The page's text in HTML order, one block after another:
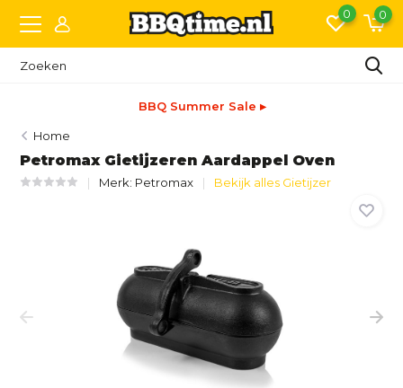
0 0
BBQ Summer Sale ▸
Home
Petromax Gietijzeren Aardappel Oven
Merk: Petromax Bekijk alles Gietijzer